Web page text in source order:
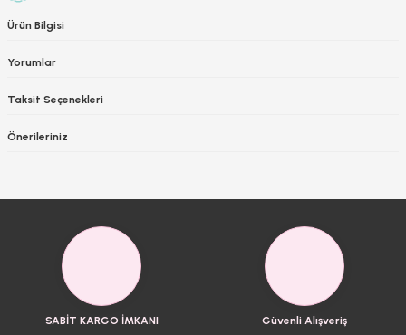
Ürün Bilgisi
Yorumlar
Taksit Seçenekleri
Önerileriniz
SABİT KARGO İMKANI
Güvenli Alışveriş